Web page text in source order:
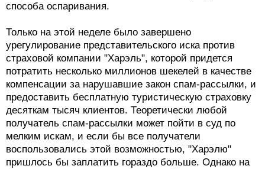
способа оспаривания.
Только на этой неделе было завершено
урегулирование представительского иска против
страховой компании "Харэль", которой придется
потратить несколько миллионов шекелей в качестве
компенсации за нарушавшие закон спам-рассылки, и
предоставить бесплатную туристическую страховку
десяткам тысяч клиентов. Теоретически любой
получатель спам-рассылки может пойти в суд по
мелким искам, и если бы все получатели
воспользовались этой возможностью, "Харэлю"
пришлось бы заплатить гораздо больше. Однако на